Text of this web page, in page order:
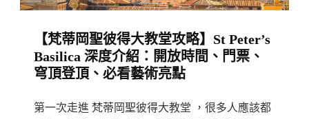
【梵蒂岡聖彼得大教堂攻略】St Peter’s
Basilica 深度介紹：開放時間、門票、
穹頂登頂、必看藝術亮點
第一次走進 梵蒂岡聖彼得大教堂 ，很多人應該都